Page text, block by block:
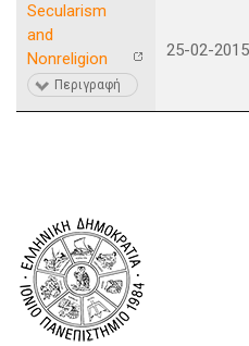
Secularism
and
Nonreligion
Περιγραφή
25-02-2015